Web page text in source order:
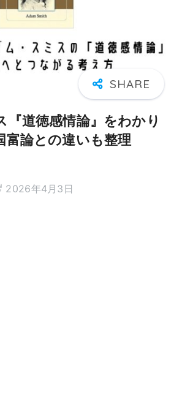
『道徳感情論』をわかり
富論との違いも整理
2026年4月3日